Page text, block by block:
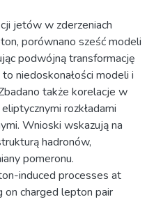
jetów w zderzeniach
porównano sześć modeli
podwójną transformację
niedoskonałości modeli i
także korelacje w
rozkładami
Wnioski wskazują na
hadronów,
pomeronu.
induced processes at
on charged lepton pair